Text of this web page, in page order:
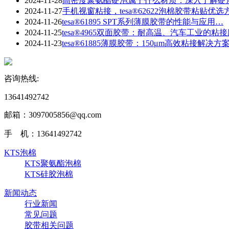
2024-11-27手机视窗粘接，tesa®62622泡棉胶带粘贴优选
2024-11-26tesa®61895 SPT系列薄膜胶带的性能与应用…
2024-11-25tesa®4965双面胶带：耐高温、汽车工业的粘
2024-11-23​tesa®61885薄膜胶带：150μm高效粘接解决方
咨询热线:
13641492742
邮箱：3097005856@qq.com‬
手 机：13641492742
KTS泡棉
KTS聚氨酯泡棉
KTS硅胶泡棉
新闻动态
行业新闻
常见问题
胶带相关问题